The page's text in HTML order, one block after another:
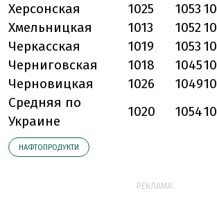
Херсонская
1025 1053
Хмельницкая
1013 1052
Черкасская
1019 1053
Черниговская
1018 1045
Черновицкая
1026 1049
Средняя по
Украине
1020 1054
НАФТОПРОДУКТИ
РЕКЛАМА: